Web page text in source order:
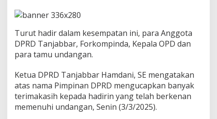
d
a
P
e
r
t
a
Turut hadir dalam kesempatan ini, para Anggota
DPRD Tanjabbar, Forkompinda, Kepala OPD dan
para tamu undangan.
Ketua DPRD Tanjabbar Hamdani, SE mengatakan
atas nama Pimpinan DPRD mengucapkan banyak
terimakasih kepada hadirin yang telah berkenan
memenuhi undangan, Senin (3/3/2025).